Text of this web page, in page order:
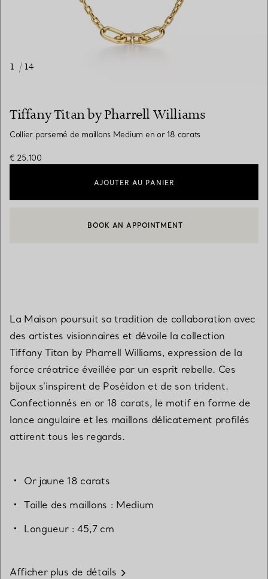
1 / 14
Tiffany Titan by Pharrell Williams
Collier parsemé de maillons Medium en or 18 carats
€ 25.100
AJOUTER AU PANIER
CONTACTER UN CONSEILLER CLIENT OU PRENDRE RENDEZ-
BOOK AN APPOINTMENT
La Maison poursuit sa tradition de collaboration avec
des artistes visionnaires et dévoile la collection
Tiffany Titan by Pharrell Williams, expression de la
force créatrice éveillée par un esprit rebelle. Ces
bijoux s’inspirent de Poséidon et de son trident.
Confectionnés en or 18 carats, le motif en forme de
lance angulaire et les maillons délicatement profilés
attirent tous les regards.
Or jaune 18 carats
Taille des maillons : Medium
Longueur : 45,7 cm
Afficher plus de détails